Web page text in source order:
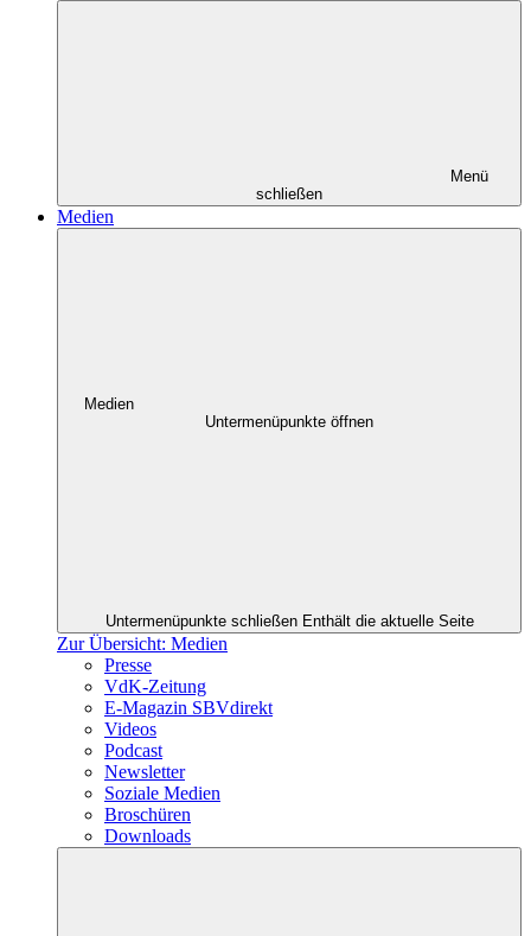
Menü
schließen
Medien
Medien
Untermenüpunkte öffnen
Untermenüpunkte schließen Enthält die aktuelle Seite
Zur Übersicht: Medien
Presse
VdK-Zeitung
E-Magazin SBVdirekt
Videos
Podcast
Newsletter
Soziale Medien
Broschüren
Downloads